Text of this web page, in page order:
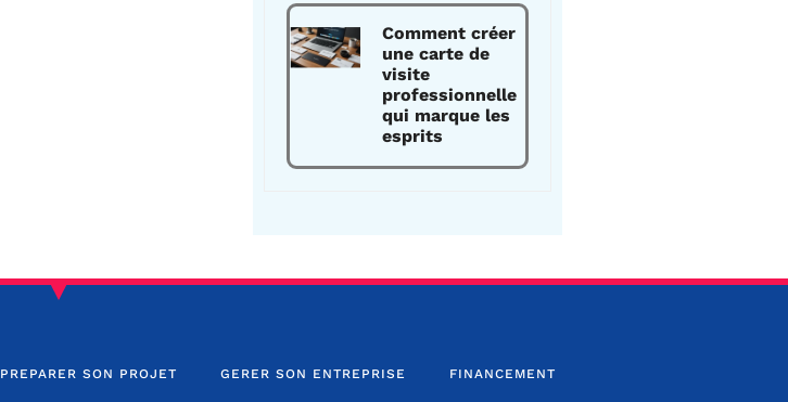
Comment créer
une carte de
visite
professionnelle
qui marque les
esprits
PREPARER SON PROJET GERER SON ENTREPRISE FINANCEMENT